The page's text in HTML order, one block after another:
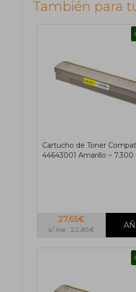
También para
Cartucho de Toner
44643001 Amarillo ~ 7.300
27,65€
s/ iva: 22,85€